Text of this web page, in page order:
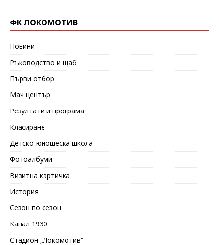
ФК ЛОКОМОТИВ
Новини
Ръководство и щаб
Първи отбор
Мач център
Резултати и програма
Класиране
Детско-юношеска школа
Фотоалбуми
Визитна картичка
История
Сезон по сезон
Канал 1930
Стадион „Локомотив“